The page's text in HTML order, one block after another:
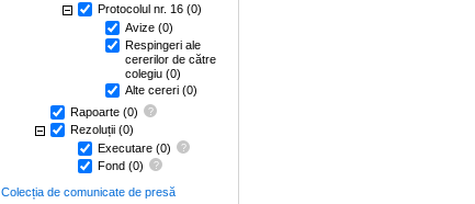
Protocolul nr. 16 (0)
Avize (0)
Respingeri ale
cererilor de către
colegiu (0)
Alte cereri (0)
Rapoarte (0)
Rezoluții (0)
Executare (0)
Fond (0)
Colecția de comunicate de presă